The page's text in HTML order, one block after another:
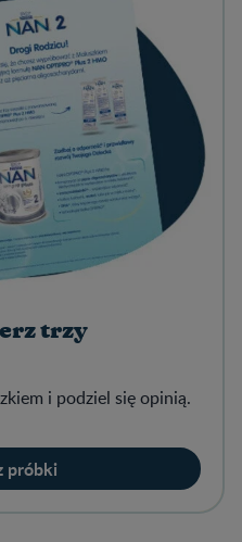
trzy
i podziel się opinią.
próbki